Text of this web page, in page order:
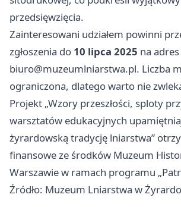
przedsięwzięcia.
Zainteresowani udziałem powinni
zgłoszenia do 10 lipca 2025 na
biuro@muzeumlniarstwa.pl. Liczba
ograniczona, dlatego warto nie
Projekt „Wzory przeszłości, sploty
warsztatów edukacyjnych
żyrardowską tradycję lniarstwa”
finansowe ze środków Muzeum
Warszawie w ramach programu
Źródło: Muzeum Lniarstwa w